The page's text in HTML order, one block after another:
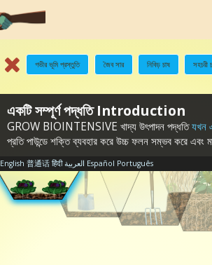
গভীর ভূমি প্রস্তুতি জৈব সার নিবিড় চাষ সহচরী
একটি সম্পূর্ণ পদ্ধতি Introduction
GROW BIOINTENSIVE খাদ্য উৎপাদন পদ্ধতিযখন
প্রতি পাউন্ডে শক্তি ব্যবহার করে উচ্চ ফলন সম্ভব করে এবং
English 普通话 हिंदी العربية Español Português